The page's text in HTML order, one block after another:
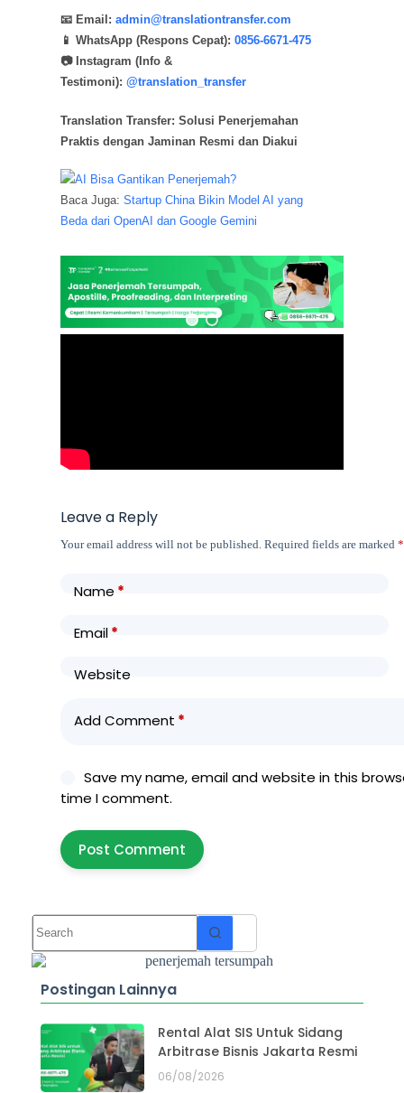
📧 Email:admin@translationtransfer.com
📱 WhatsApp (Respons Cepat):0856-6671-475
📷 Instagram (Info &
Testimoni):@translation_transfer
Translation Transfer: Solusi Penerjemahan
Praktis dengan Jaminan Resmi dan Diakui
Baca Juga:Startup China Bikin Model AI yang
Beda dari OpenAI dan Google Gemini
Leave a Reply
Your email address will not be published. Required fields are marked*
Name*
Email*
Website
Add Comment *
Save my name, email and website in this
time I comment.
Post Comment
Postingan Lainnya
Rental Alat SIS Untuk Sidang
Arbitrase Bisnis Jakarta Resmi
06/08/2026